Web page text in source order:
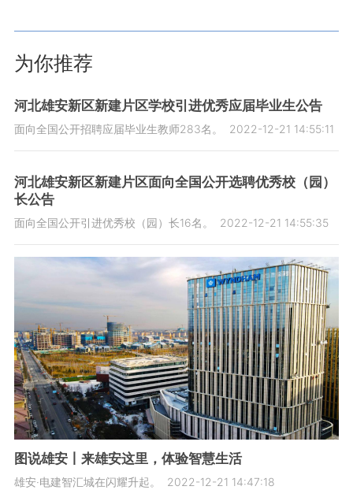
为你推荐
河北雄安新区新建片区学校引进优秀应届毕业生公告
面向全国公开招聘应届毕业生教师283名。 2022-12-21 14:55:11
河北雄安新区新建片区面向全国公开选聘优秀校（园）
长公告
面向全国公开引进优秀校（园）长16名。 2022-12-21 14:55:35
图说雄安丨来雄安这里，体验智慧生活
雄安·电建智汇城在闪耀升起。 2022-12-21 14:47:18